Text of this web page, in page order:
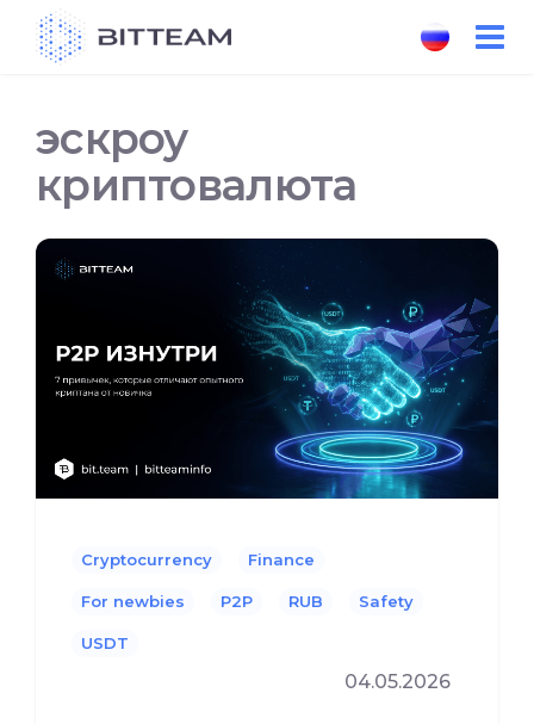
эскроу
криптовалюта
Cryptocurrency Finance
For newbies P2P RUB Safety
USDT
04.05.2026